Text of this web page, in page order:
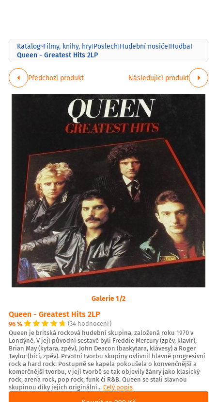
Katalog>Filmy, knihy, hry|Poslech|Hudební nosiče|Hudba|
Queen - Greatest Hits 2LP
Předchozí produkt Následující produkt
Galerie 1/2
Queen - Greatest Hits 2LP
96 %
(34 hodnocení)
Queen je britská rocková hudební skupina, založená roku 1970 v
Londýně. V její původní sestavě byli Freddie Mercury (zpěv, klavír),
Brian May (kytara, zpěv), John Deacon (baskytara, klávesy) a Roger
Taylor (bicí, zpěv). Prvotní tvorbu skupiny ovlivnil hlavně progresivní
rock a hard rock. Postupně se kapela pokoušela o konvenčnější a
komerčnější tvorbu, v její tvorbě se tak objevily žánry jako klasický
rock, arena rock, pop rock, funk či R&B. Queen se stali slavnou
skupinou díky jejich originální...Celý popis